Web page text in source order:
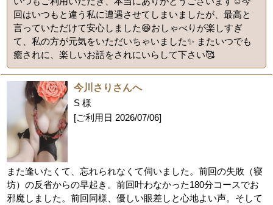
回はいつもと違う私に遭遇させてしまいましたが、最高と
言っていただけて安心しました😆おしゃべりが楽しすぎ
て、私の方が元気をいただいちゃいました✨ またいつでも
癒されに、楽しいお話をされにいらして下さい🥰
今川さりさんへ
S 様
[ご利用日 2026/07/06]
また逢いたくて、忘れられなくて伺いました。前回の失敗（寝
坊）の反省からの早起き。前回叶わなかった180分コースでお
邪魔しました。前回同様、優しい眼差しと心地よい声。そして